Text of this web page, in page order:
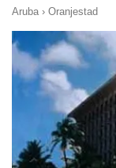
Aruba › Oranjestad